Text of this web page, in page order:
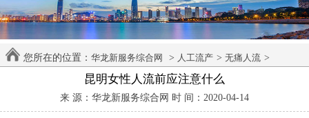
您所在的位置：华龙新服务综合网 > 人工流产 >无痛人流 >
昆明女性人流前应注意什么
来 源：华龙新服务综合网 时 间：2020-04-14